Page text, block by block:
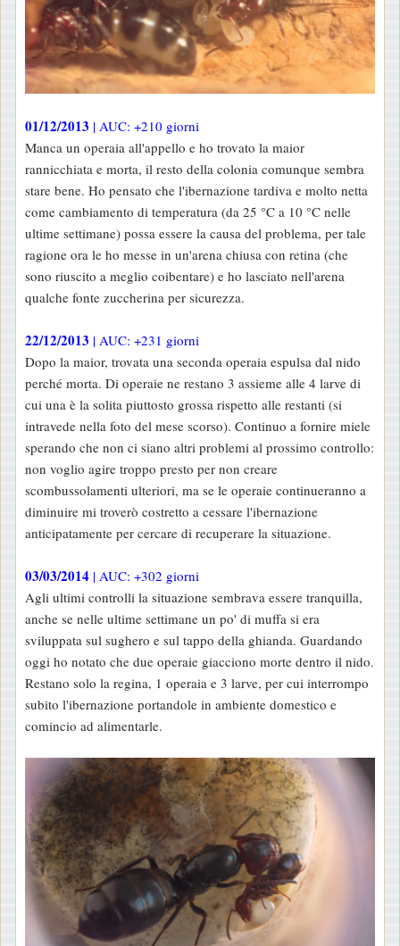
01/12/2013 | AUC: +210 giorni
Manca un operaia all'appello e ho trovato la maior
rannicchiata e morta, il resto della colonia comunque sembra
stare bene. Ho pensato che l'ibernazione tardiva e molto netta
come cambiamento di temperatura (da 25 °C a 10 °C nelle
ultime settimane) possa essere la causa del problema, per tale
ragione ora le ho messe in un'arena chiusa con retina (che
sono riuscito a meglio coibentare) e ho lasciato nell'arena
qualche fonte zuccherina per sicurezza.
22/12/2013 | AUC: +231 giorni
Dopo la maior, trovata una seconda operaia espulsa dal nido
perché morta. Di operaie ne restano 3 assieme alle 4 larve di
cui una è la solita piuttosto grossa rispetto alle restanti (si
intravede nella foto del mese scorso). Continuo a fornire miele
sperando che non ci siano altri problemi al prossimo controllo:
non voglio agire troppo presto per non creare
scombussolamenti ulteriori, ma se le operaie continueranno a
diminuire mi troverò costretto a cessare l'ibernazione
anticipatamente per cercare di recuperare la situazione.
03/03/2014 | AUC: +302 giorni
Agli ultimi controlli la situazione sembrava essere tranquilla,
anche se nelle ultime settimane un po' di muffa si era
sviluppata sul sughero e sul tappo della ghianda. Guardando
oggi ho notato che due operaie giacciono morte dentro il nido.
Restano solo la regina, 1 operaia e 3 larve, per cui interrompo
subito l'ibernazione portandole in ambiente domestico e
comincio ad alimentarle.